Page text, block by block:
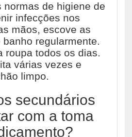
normas de higiene de
infecções nos
mãos, escove as
regularmente.
roupa todos os dias.
várias vezes e
limpo.
secundários
com a toma